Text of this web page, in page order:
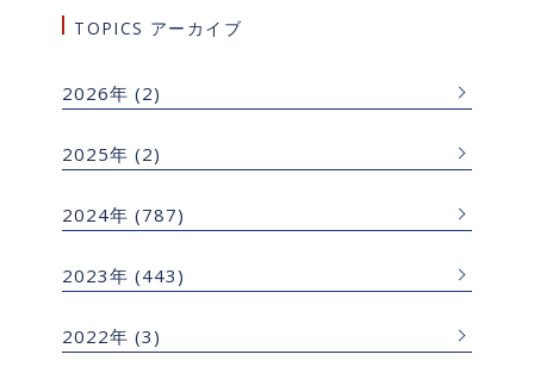
TOPICS アーカイブ
2026年 (2)
2025年 (2)
2024年 (787)
2023年 (443)
2022年 (3)